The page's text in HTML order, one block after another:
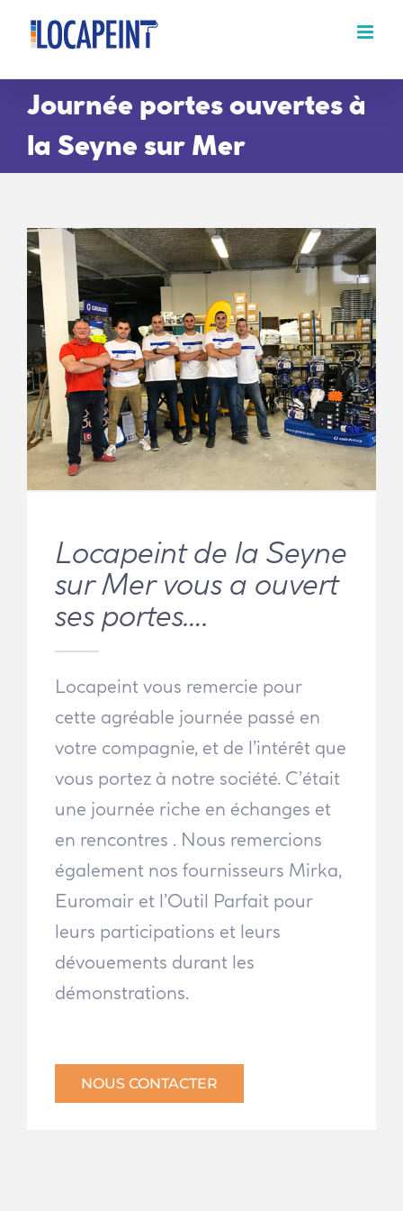
Passer
contenu
Journée portes ouvertes à
la Seyne sur Mer
Locapeint de la Seyne
sur Mer vous a ouvert
ses portes….
Locapeint vous remercie pour
cette agréable journée passé en
votre compagnie, et de l’intérêt que
vous portez à notre société. C’était
une journée riche en échanges et
en rencontres . Nous remercions
également nos fournisseurs Mirka,
Euromair et l’Outil Parfait pour
leurs participations et leurs
dévouements durant les
démonstrations.
NOUS CONTACTER